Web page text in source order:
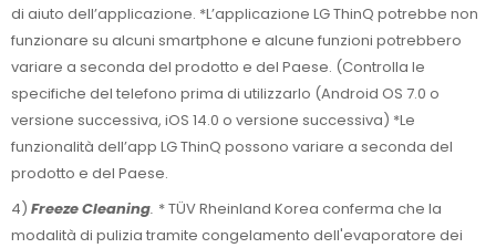
di aiuto dell’applicazione. *L’applicazione LG ThinQ potrebbe non
funzionare su alcuni smartphone e alcune funzioni potrebbero
variare a seconda del prodotto e del Paese. (Controlla le
specifiche del telefono prima di utilizzarlo (Android OS 7.0 o
versione successiva, iOS 14.0 o versione successiva) *Le
funzionalità dell’app LG ThinQ possono variare a seconda del
prodotto e del Paese.
4) Freeze Cleaning. * TÜV Rheinland Korea conferma che la
modalità di pulizia tramite congelamento dell'evaporatore dei